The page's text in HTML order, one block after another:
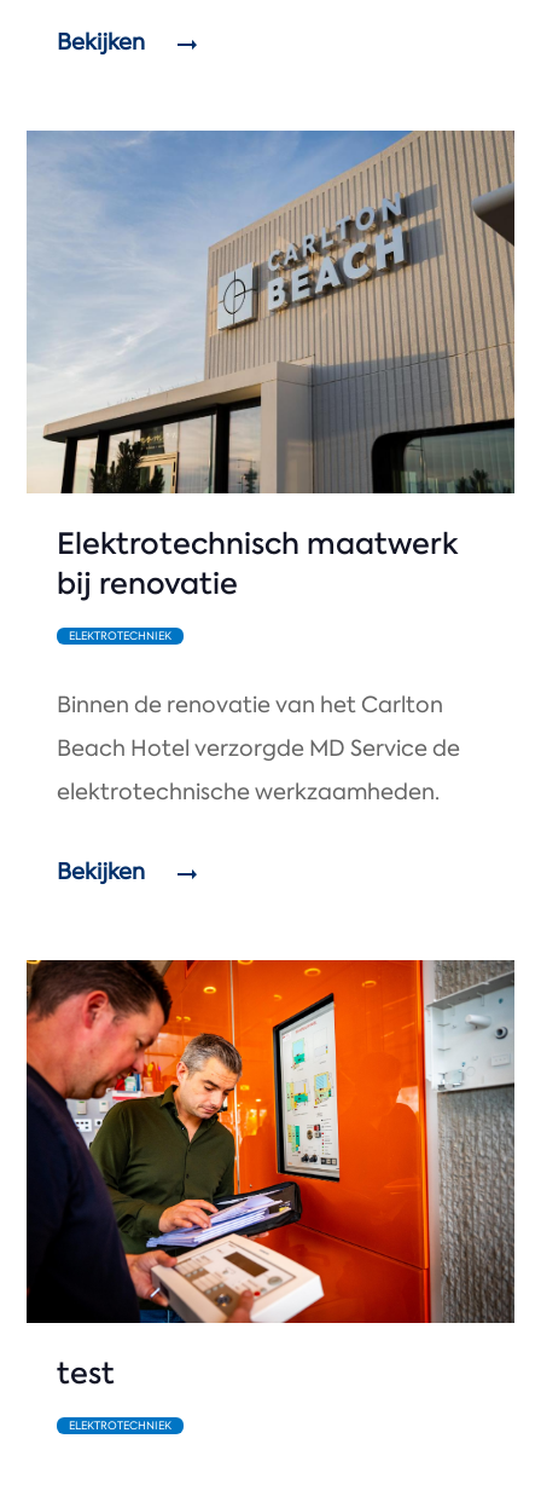
Bekijken
Elektrotechnisch maatwerk
bij renovatie
ELEKTROTECHNIEK
Binnen de renovatie van het Carlton
Beach Hotel verzorgde MD Service de
elektrotechnische werkzaamheden.
Bekijken
test
ELEKTROTECHNIEK